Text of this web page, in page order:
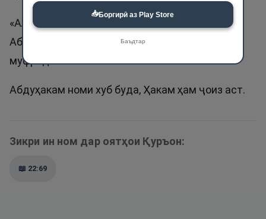
«Аллоҳ худ Ҳакам (довар) аст». Ривояти
Абудовуд, Насоӣ ва Бухорӣ дар «Адаб-ул-
муфрад».
Абдуҳакам номи хуб буда, Ҳакам ҳам ҷоиз аст.
Зикри ин ном дар оятҳои Қуръон:
📖 22:69
📥Боргирӣ аз Play Store
Баъдтар